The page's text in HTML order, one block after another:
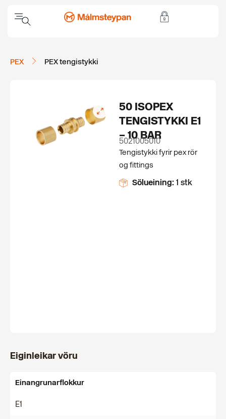
PEX PEX tengistykki
50 ISOPEX
TENGISTYKKI E1
– 10 BAR
5021005010
Tengistykki fyrir pex rör
og fittings
Sölueining:1 stk
Eiginleikar vöru
Einangrunarflokkur
E1